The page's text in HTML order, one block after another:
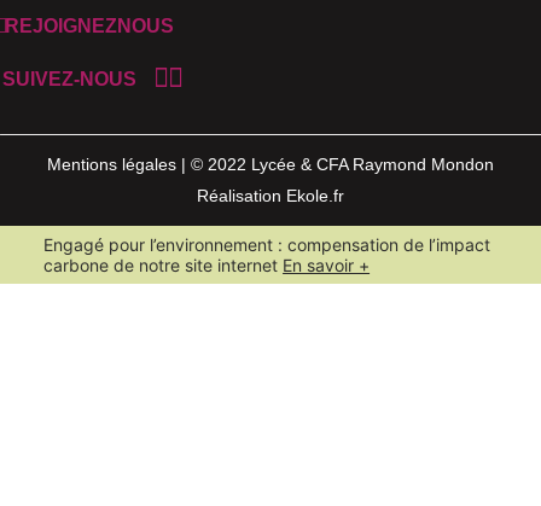
REJOIGNEZNOUS
SUIVEZ-NOUS
Mentions légales | © 2022 Lycée & CFA Raymond Mondon
Réalisation Ekole.fr
Engagé pour l’environnement : compensation de l’impact
carbone de notre site internet En savoir +